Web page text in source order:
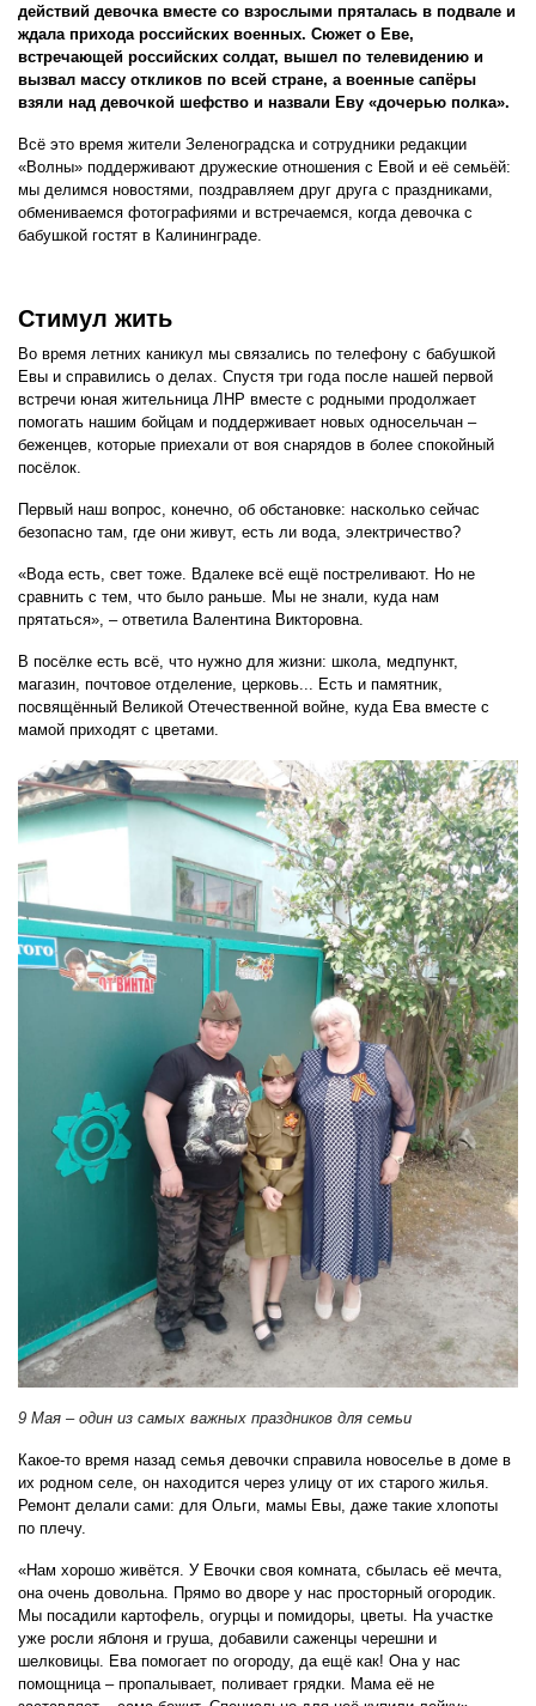
действий девочка вместе со взрослыми пряталась в подвале и
ждала прихода российских военных. Сюжет о Еве,
встречающей российских солдат, вышел по телевидению и
вызвал массу откликов по всей стране, а военные сапёры
взяли над девочкой шефство и назвали Еву «дочерью полка».
Всё это время жители Зеленоградска и сотрудники редакции
«Волны» поддерживают дружеские отношения с Евой и её семьёй:
мы делимся новостями, поздравляем друг друга с праздниками,
обмениваемся фотографиями и встречаемся, когда девочка с
бабушкой гостят в Калининграде.
Стимул жить
Во время летних каникул мы связались по телефону с бабушкой
Евы и справились о делах. Спустя три года после нашей первой
встречи юная жительница ЛНР вместе с родными продолжает
помогать нашим бойцам и поддерживает новых односельчан –
беженцев, которые приехали от воя снарядов в более спокойный
посёлок.
Первый наш вопрос, конечно, об обстановке: насколько сейчас
безопасно там, где они живут, есть ли вода, электричество?
«Вода есть, свет тоже. Вдалеке всё ещё постреливают. Но не
сравнить с тем, что было раньше. Мы не знали, куда нам
прятаться», – ответила Валентина Викторовна.
В посёлке есть всё, что нужно для жизни: школа, медпункт,
магазин, почтовое отделение, церковь... Есть и памятник,
посвящённый Великой Отечественной войне, куда Ева вместе с
мамой приходят с цветами.
9 Мая – один из самых важных праздников для семьи
Какое-то время назад семья девочки справила новоселье в доме в
их родном селе, он находится через улицу от их старого жилья.
Ремонт делали сами: для Ольги, мамы Евы, даже такие хлопоты
по плечу.
«Нам хорошо живётся. У Евочки своя комната, сбылась её мечта,
она очень довольна. Прямо во дворе у нас просторный огородик.
Мы посадили картофель, огурцы и помидоры, цветы. На участке
уже росли яблоня и груша, добавили саженцы черешни и
шелковицы. Ева помогает по огороду, да ещё как! Она у нас
помощница – пропалывает, поливает грядки. Мама её не